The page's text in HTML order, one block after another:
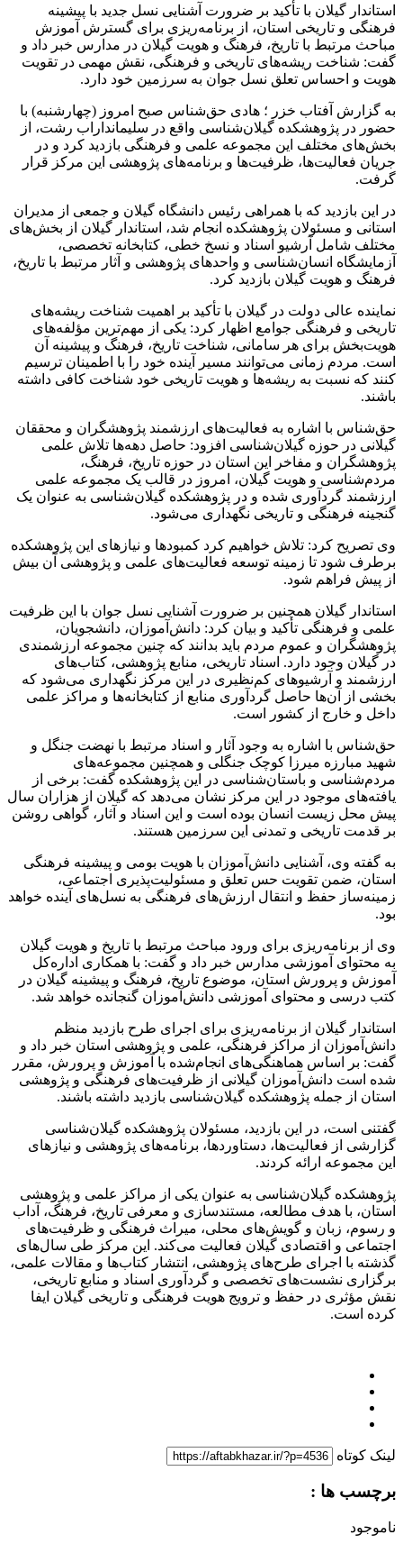
استاندار گیلان با تأکید بر ضرورت آشنایی نسل جدید با پیشینه
فرهنگی و تاریخی استان، از برنامه‌ریزی برای گسترش آموزش
مباحث مرتبط با تاریخ، فرهنگ و هویت گیلان در مدارس خبر داد و
گفت: شناخت ریشه‌های تاریخی و فرهنگی، نقش مهمی در تقویت
هویت و احساس تعلق نسل جوان به سرزمین خود دارد.
به گزارش آفتاب خزر ؛ هادی حق‌شناس صبح امروز (چهارشنبه) با
حضور در پژوهشکده گیلان‌شناسی واقع در سلیمانداراب رشت، از
بخش‌های مختلف این مجموعه علمی و فرهنگی بازدید کرد و در
جریان فعالیت‌ها، ظرفیت‌ها و برنامه‌های پژوهشی این مرکز قرار
گرفت.
در این بازدید که با همراهی رئیس دانشگاه گیلان و جمعی از مدیران
استانی و مسئولان پژوهشکده انجام شد، استاندار گیلان از بخش‌های
مختلف شامل آرشیو اسناد و نسخ خطی، کتابخانه تخصصی،
آزمایشگاه انسان‌شناسی و واحدهای پژوهشی و آثار مرتبط با تاریخ،
فرهنگ و هویت گیلان بازدید کرد.
نماینده عالی دولت در گیلان با تأکید بر اهمیت شناخت ریشه‌های
تاریخی و فرهنگی جوامع اظهار کرد: یکی از مهم‌ترین مؤلفه‌های
هویت‌بخش برای هر سامانی، شناخت تاریخ، فرهنگ و پیشینه آن
است. مردم زمانی می‌توانند مسیر آینده خود را با اطمینان ترسیم
کنند که نسبت به ریشه‌ها و هویت تاریخی خود شناخت کافی داشته
باشند.
حق‌‌شناس با اشاره به فعالیت‌های ارزشمند پژوهشگران و محققان
گیلانی در حوزه گیلان‌شناسی افزود: حاصل دهه‌ها تلاش علمی
پژوهشگران و مفاخر این استان در حوزه تاریخ، فرهنگ،
مردم‌شناسی و هویت گیلان، امروز در قالب یک مجموعه علمی
ارزشمند گردآوری شده و در پژوهشکده گیلان‌شناسی به عنوان یک
گنجینه فرهنگی و تاریخی نگهداری می‌شود.
وی تصریح کرد: تلاش خواهیم کرد کمبودها و نیازهای این پژوهشکده
برطرف شود تا زمینه توسعه فعالیت‌های علمی و پژوهشی آن بیش
از پیش فراهم شود.
استاندار گیلان همچنین بر ضرورت آشنایی نسل جوان با این ظرفیت
علمی و فرهنگی تأکید و بیان کرد: دانش‌آموزان، دانشجویان،
پژوهشگران و عموم مردم باید بدانند که چنین مجموعه ارزشمندی
در گیلان وجود دارد. اسناد تاریخی، منابع پژوهشی، کتاب‌های
ارزشمند و آرشیوهای کم‌نظیری در این مرکز نگهداری می‌شود که
بخشی از آن‌ها حاصل گردآوری منابع از کتابخانه‌ها و مراکز علمی
داخل و خارج از کشور است.
حق‌‌شناس با اشاره به وجود آثار و اسناد مرتبط با نهضت جنگل و
شهید مبارزه میرزا کوچک‌ جنگلی و همچنین مجموعه‌های
مردم‌شناسی و باستان‌شناسی در این پژوهشکده گفت: برخی از
یافته‌های موجود در این مرکز نشان می‌دهد که گیلان از هزاران سال
پیش محل زیست انسان بوده است و این اسناد و آثار، گواهی روشن
بر قدمت تاریخی و تمدنی این سرزمین هستند.
به گفته وی، آشنایی دانش‌آموزان با هویت بومی و پیشینه فرهنگی
استان، ضمن تقویت حس تعلق و مسئولیت‌پذیری اجتماعی،
زمینه‌ساز حفظ و انتقال ارزش‌های فرهنگی به نسل‌های آینده خواهد
بود.
وی از برنامه‌ریزی برای ورود مباحث مرتبط با تاریخ و هویت گیلان
به محتوای آموزشی مدارس خبر داد و گفت: با همکاری اداره‌کل
آموزش و پرورش استان، موضوع تاریخ، فرهنگ و پیشینه گیلان در
کتب درسی و محتوای آموزشی دانش‌آموزان گنجانده خواهد شد.
استاندار گیلان از برنامه‌ریزی برای اجرای طرح بازدید منظم
دانش‌آموزان از مراکز فرهنگی، علمی و پژوهشی استان خبر داد و
گفت: بر اساس هماهنگی‌های انجام‌شده با آموزش و پرورش، مقرر
شده است دانش‌آموزان گیلانی از ظرفیت‌های فرهنگی و پژوهشی
استان از جمله پژوهشکده گیلان‌شناسی بازدید داشته باشند.
گفتنی است، در این بازدید، مسئولان پژوهشکده گیلان‌شناسی
گزارشی از فعالیت‌ها، دستاوردها، برنامه‌های پژوهشی و نیازهای
این مجموعه ارائه کردند.
پژوهشکده گیلان‌شناسی به عنوان یکی از مراکز علمی و پژوهشی
استان، با هدف مطالعه، مستندسازی و معرفی تاریخ، فرهنگ، آداب
و رسوم، زبان و گویش‌های محلی، میراث فرهنگی و ظرفیت‌های
اجتماعی و اقتصادی گیلان فعالیت می‌کند. این مرکز طی سال‌های
گذشته با اجرای طرح‌های پژوهشی، انتشار کتاب‌ها و مقالات علمی،
برگزاری نشست‌های تخصصی و گردآوری اسناد و منابع تاریخی،
نقش مؤثری در حفظ و ترویج هویت فرهنگی و تاریخی گیلان ایفا
کرده است.
لینک کوتاه
برچسب ها :
ناموجود